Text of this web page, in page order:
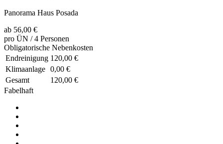
Panorama Haus Posada
ab 56,00 €
pro ÜN / 4 Personen
Obligatorische Nebenkosten
Endreinigung 120,00 €
Klimaanlage 0,00 €
Gesamt
120,00 €
Fabelhaft